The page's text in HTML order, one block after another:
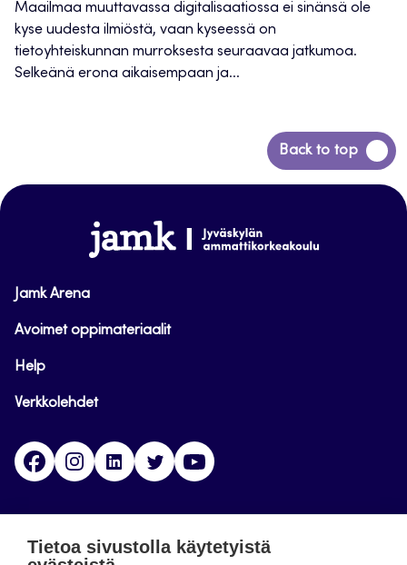
Maailmaa muuttavassa digitalisaatiossa ei sinänsä ole
kyse uudesta ilmiöstä, vaan kyseessä on
tietoyhteiskunnan murroksesta seuraavaa jatkumoa.
Selkeänä erona aikaisempaan ja...
Back to top
Siirry
takaisin
www.jamk.fi
Jamk Arena
Avoimet oppimateriaalit
Help
Verkkolehdet
FacebookInstagramLinkedinTwitter
Tietoa sivustolla käytetyistä